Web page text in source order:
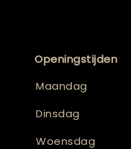
Openingstijden
Maandag
Dinsdag
Woensdag